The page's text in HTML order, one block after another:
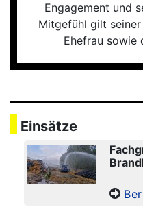
Engagement und
Mitgefühl gilt
Ehefrau sowie
Einsätze